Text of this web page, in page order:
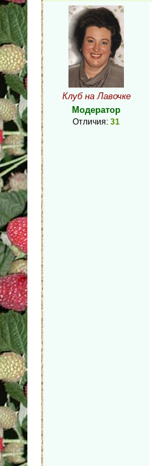
Клуб на Лавочке
Модератор
Отличия: 31